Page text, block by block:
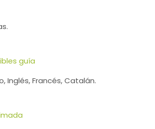
guía
Inglés, Francés, Catalán.